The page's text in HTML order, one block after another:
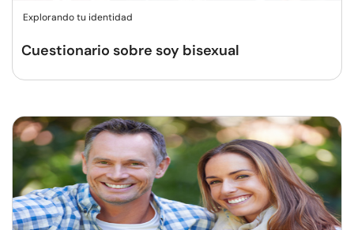
Explorando tu identidad
Cuestionario sobre soy bisexual